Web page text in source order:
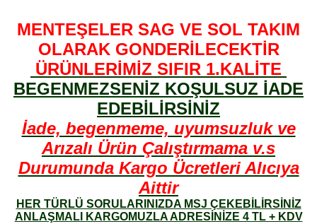
MENTEŞELER SAG VE SOL TAKIM
OLARAK GONDERİLECEKTİR
ÜRÜNLERİMİZ SIFIR 1.KALİTE
BEGENMEZSENİZ KOŞULSUZ İADE
EDEBİLİRSİNİZ
İade, begenmeme, uyumsuzluk ve
Arızalı Ürün Çalıştırmama v.s
Durumunda Kargo Ücretleri Alıcıya
Aittir
HER TÜRLÜ SORULARINIZDA MSJ ÇEKEBİLİRSİNİZ
ANLAŞMALI KARGOMUZLA ADRESİNİZE 4 TL + KDV